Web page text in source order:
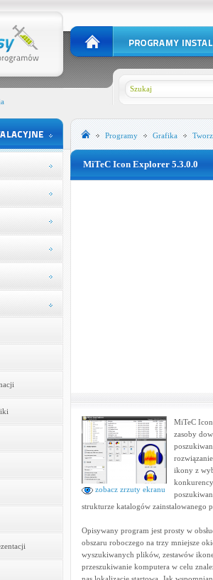
Programy Grafika
MiTeC Icon Explorer 5.3.0.0
zobacz zrzuty ekranu
MiTeC
zasoby
ikony z
strukturze katalogów zainstalowanego
Opisywany program jest prosty w
obszaru roboczego na trzy mniejsze
wyszukiwanych plików, zestawów
przeszukiwanie komputera w celu